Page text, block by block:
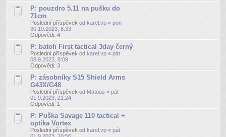
P: pouzdro 5.11 na pušku do
71cm
Poslední příspěvek od karel.vp « pon
30.10.2023, 8:33
Odpovědi: 4
P: batoh First tactical 3day černý
Poslední příspěvek od karel.vp « pát
08.9.2023, 8:09
Odpovědi: 3
P: zásobníky S15 Shield Arms
G43X/G48
Poslední příspěvek od Matous « pát
01.9.2023, 21:24
Odpovědi: 1
P: Puška Savage 110 tactical +
optika Vortex
Poslední příspěvek od karel.vp « pát
01.9.2023, 10:56